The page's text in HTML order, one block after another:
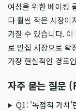
여성을 위한 베이킹
다 훨씬 작은 시장이
가질 수 있습니다.
로 인접 시장으로 확
가장 현실적인 경로
자주 묻는 질문
Q1: '독점적 가치'